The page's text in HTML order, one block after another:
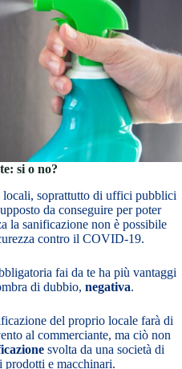
si o no?
locali, soprattutto di uffici pubblici
da conseguire per poter
la sanificazione non è possibile
contro il COVID-19.
fai da te ha più vantaggi
di dubbio, negativa.
del proprio locale farà di
al commerciante, ma ciò non
svolta da una società di
prodotti e macchinari.